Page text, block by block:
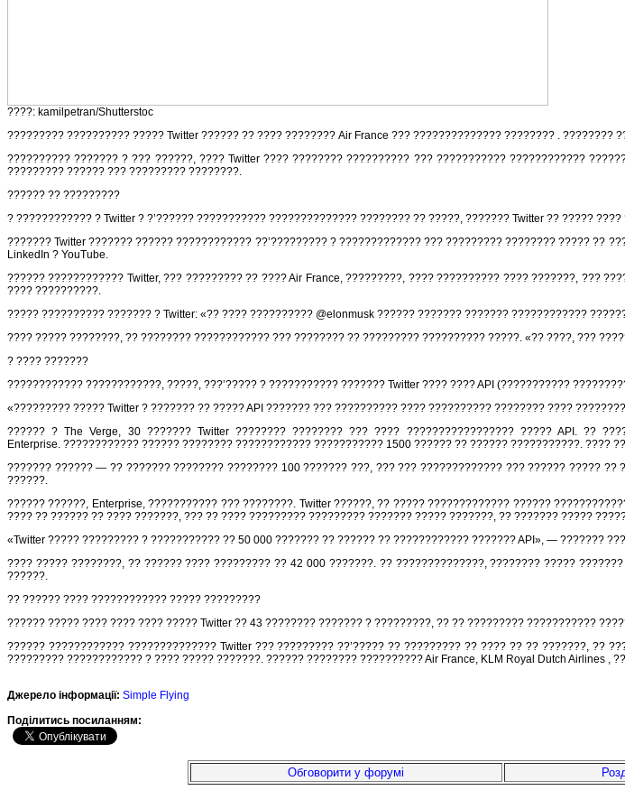
????: kamilpetran/Shutterstoc
????????? ?????????? ????? Twitter ?????? ?? ???? ???????? Air France ??? ?????????????? ???????? .
?????????? ??????? ? ??? ??????, ???? Twitter ???? ???????? ?????????? ??? ??????????? ????????????
????????? ?????? ??? ????????? ????????.
?????? ?? ?????????
? ???????????? ? Twitter ? ?’?????? ??????????? ?????????????? ???????? ?? ?????, ??????? Twitter ?? ?????
??????? Twitter ??????? ?????? ???????????? ??’????????? ? ????????????? ??? ????????? ???????? ????? ??
LinkedIn ? YouTube.
?????? ???????????? Twitter, ??? ????????? ?? ???? Air France, ?????????, ???? ?????????? ???? ???????, ???
???? ??????????.
????? ?????????? ??????? ? Twitter: «?? ???? ?????????? @elonmusk ?????? ??????? ??????? ????????????
???? ????? ????????, ?? ???????? ???????????? ??? ???????? ?? ????????? ?????????? ?????. «?? ????, ???
? ???? ???????
???????????? ????????????, ?????, ???’????? ? ??????????? ??????? Twitter ???? ???? API (???????????
«????????? ????? Twitter ? ??????? ?? ????? API ??????? ??? ?????????? ???? ?????????? ???????? ????
?????? ? The Verge, 30 ??????? Twitter ???????? ???????? ??? ???? ????????????????? ????? API. ??
Enterprise. ???????????? ?????? ???????? ???????????? ??????????? 1500 ?????? ?? ?????? ???????????. ????
??????? ?????? — ?? ??????? ???????? ???????? 100 ??????? ???, ??? ??? ????????????? ??? ?????? ?????
??????.
?????? ??????, Enterprise, ??????????? ??? ????????. Twitter ??????, ?? ????? ????????????? ??????
???? ?? ?????? ?? ???? ???????, ??? ?? ???? ????????? ????????? ??????? ????? ???????, ?? ??????? ?????
«Twitter ????? ????????? ? ??????????? ?? 50 000 ??????? ?? ?????? ?? ???????????? ??????? API», — ???????
???? ????? ????????, ?? ?????? ???? ????????? ?? 42 000 ???????. ?? ??????????????, ???????? ?????
??????.
?? ?????? ???? ???????????? ????? ?????????
?????? ????? ???? ???? ???? ????? Twitter ?? 43 ???????? ??????? ? ?????????, ?? ?? ????????? ???????????
?????? ???????????? ?????????????? Twitter ??? ????????? ??’????? ?? ????????? ?? ???? ?? ?? ???????, ??
????????? ???????????? ? ???? ????? ???????. ?????? ???????? ?????????? Air France, KLM Royal Dutch Airlines ,
Джерело інформації: Simple Flying
Подiлитись посиланням:
Обговорити у форумі